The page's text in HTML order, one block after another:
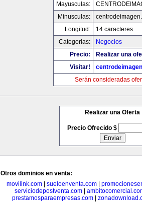
Mayusculas:
Minusculas:
Longitud:
14 caracteres
Categorias:
Negocios
Precio:
Realizar una
Visitar!
Serán consideradas
Realizar una Oferta
Precio Ofrecido $
Otros dominios en venta:
movilink.com
sueloenventa.com
serviciodepostventa.com
prestamosparaempresas.com